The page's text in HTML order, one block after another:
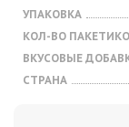
УПАКОВКА
КОЛ-ВО
ВКУСОВЫЕ
СТРАНА